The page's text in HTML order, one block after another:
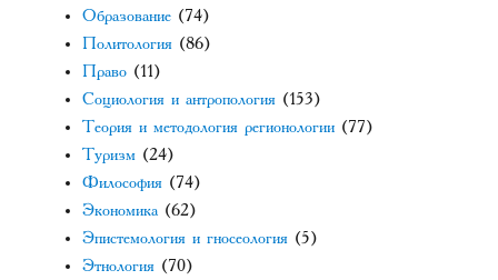
Образование (74)
Политология (86)
Право (11)
Социология и антропология (153)
Теория и методология регионологии (77)
Туризм (24)
Философия (74)
Экономика (62)
Эпистемология и гносеология (5)
Этнология (70)